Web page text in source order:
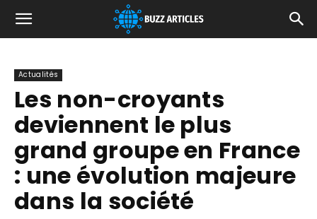
Actualités
Les non-croyants
deviennent le plus
grand groupe en France
: une évolution majeure
dans la société